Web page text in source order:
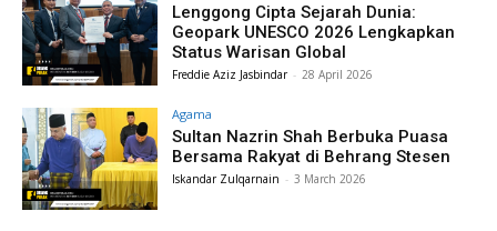
Lenggong Cipta Sejarah Dunia:
Geopark UNESCO 2026 Lengkapkan
Status Warisan Global
Freddie Aziz Jasbindar - 28 April 2026
Agama
Sultan Nazrin Shah Berbuka Puasa
Bersama Rakyat di Behrang Stesen
Iskandar Zulqarnain - 3 March 2026